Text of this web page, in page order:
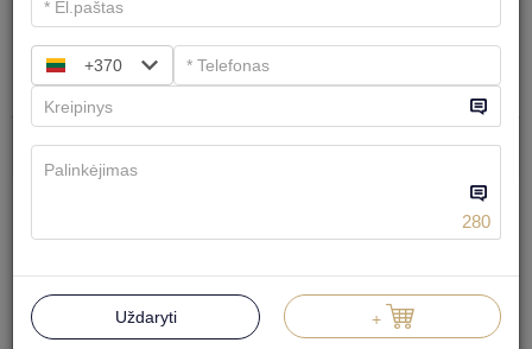
Pagrindiniai filtrai
78.00 €
+370
280
Uždaryti +